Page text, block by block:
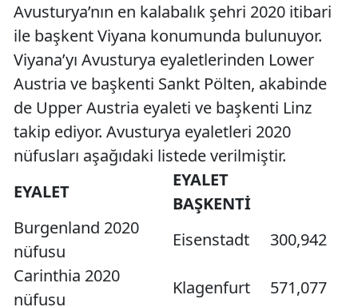
Avusturya’nın en kalabalık şehri 2020 itibari
ile başkent Viyana konumunda bulunuyor.
Viyana’yı Avusturya eyaletlerinden Lower
Austria ve başkenti Sankt Pölten, akabinde
de Upper Austria eyaleti ve başkenti Linz
takip ediyor. Avusturya eyaletleri 2020
nüfusları aşağıdaki listede verilmiştir.
EYALET
EYALET
BAŞKENTİ
Burgenland 2020
nüfusu
Eisenstadt
300,942
Carinthia 2020
nüfusu
Klagenfurt
571,077